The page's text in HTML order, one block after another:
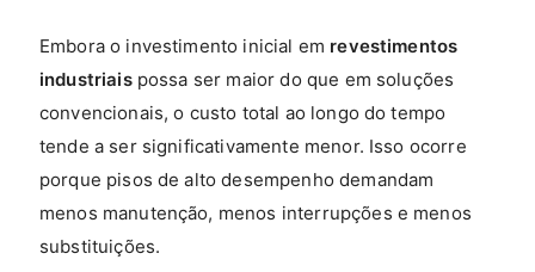
Embora o investimento inicial em revestimentos
industriaispossa ser maior do que em soluções
convencionais, o custo total ao longo do tempo
tende a ser significativamente menor. Isso ocorre
porque pisos de alto desempenho demandam
menos manutenção, menos interrupções e menos
substituições.